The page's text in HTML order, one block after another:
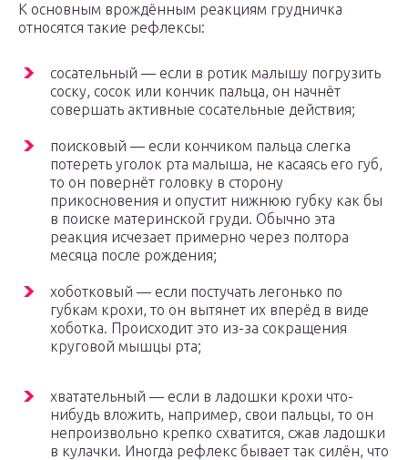
К основным врождённым реакциям грудничка
относятся такие рефлексы:
сосательный — если в ротик малышу погрузить
соску, сосок или кончик пальца, он начнёт
совершать активные сосательные действия;
поисковый — если кончиком пальца слегка
потереть уголок рта малыша, не касаясь его губ,
то он повернёт головку в сторону
прикосновения и опустит нижнюю губку как бы
в поиске материнской груди. Обычно эта
реакция исчезает примерно через полтора
месяца после рождения;
хоботковый — если постучать легонько по
губкам крохи, то он вытянет их вперёд в виде
хоботка. Происходит это из-за сокращения
круговой мышцы рта;
хватательный — если в ладошки крохи что-
нибудь вложить, например, свои пальцы, то он
непроизвольно крепко схватится, сжав ладошки
в кулачки. Иногда рефлекс бывает так силён, что